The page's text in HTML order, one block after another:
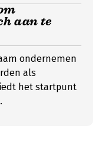
aan te
ondernemen
als
het startpunt